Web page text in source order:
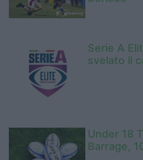
Serie A
svelato il
Under 18
Barrage,